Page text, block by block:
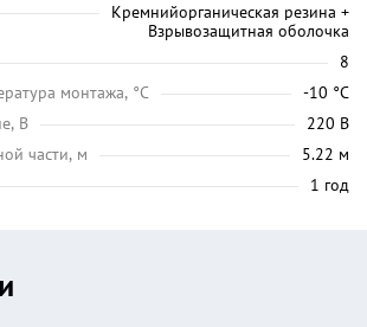
Кремнийорганическая резина +
Взрывозащитная оболочка
8
монтажа, °C
-10 °C
В
220 В
части, м
5.22 м
1 год